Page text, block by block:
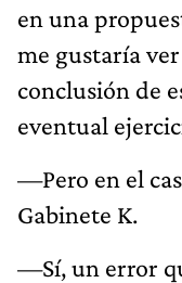
en una
me gustaría
conclusión de
eventual
—Pero en el
Gabinete K.
—Sí, un error